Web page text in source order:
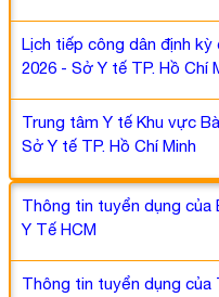
Lịch tiếp công dân định kỳ
2026 - Sở Y tế TP. Hồ Chí
Trung tâm Y tế Khu vực
Sở Y tế TP. Hồ Chí Minh
Thông tin tuyển dụng của
Y Tế HCM
Thông tin tuyển dụng của